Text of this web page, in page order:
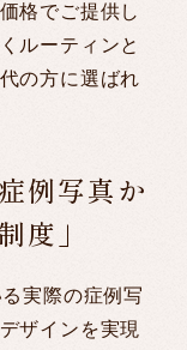
格でご提供し
ルーティンと
の方に選ばれ
例写真か
度」
実際の症例写
ザインを実現